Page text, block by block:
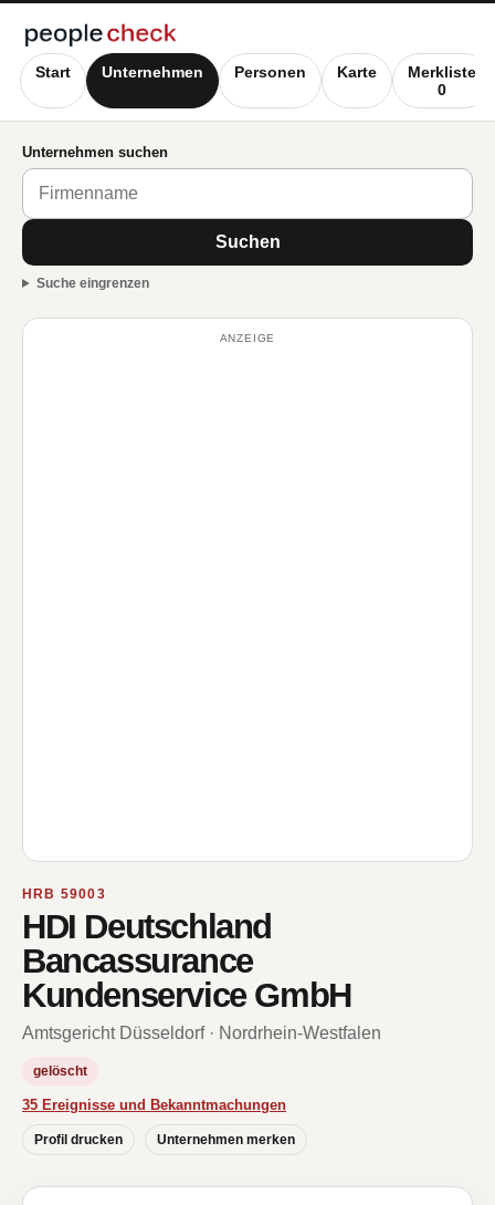
Start Unternehmen Personen Karte
Merkliste
0
Unternehmen suchen
Suchen
Suche eingrenzen
ANZEIGE
HRB 59003
HDI Deutschland
Bancassurance
Kundenservice GmbH
Amtsgericht Düsseldorf · Nordrhein-Westfalen
gelöscht
35 Ereignisse und Bekanntmachungen
Profil drucken Unternehmen merken